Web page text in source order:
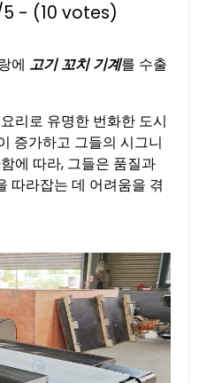
- (10 votes)
에 고기 꼬치 기계를 수출
리로 유명한 번화한 도시
증가하고 그들의 시그니
에 따라, 그들은 품질과
따라잡는 데 어려움을 겪